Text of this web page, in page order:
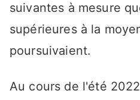
suivantes à mesure
supérieures à la
poursuivaient.
Au cours de l'été